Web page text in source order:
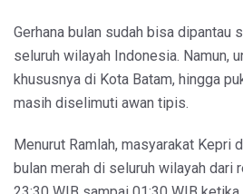
Gerhana bulan sudah bisa dipantau
seluruh wilayah Indonesia. Namun,
khususnya di Kota Batam, hingga
masih diselimuti awan tipis.
Menurut Ramlah, masyarakat Kepri
bulan merah di seluruh wilayah dari